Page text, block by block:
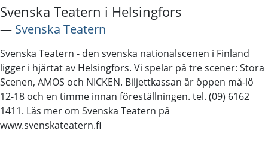
Svenska Teatern i Helsingfors
― Svenska Teatern
Svenska Teatern - den svenska nationalscenen i Finland
ligger i hjärtat av Helsingfors. Vi spelar på tre scener: Stora
Scenen, AMOS och NICKEN. Biljettkassan är öppen må-lö
12-18 och en timme innan föreställningen. tel. (09) 6162
1411. Läs mer om Svenska Teatern på
www.svenskateatern.fi